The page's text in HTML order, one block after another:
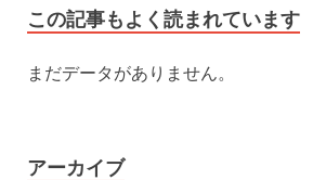
この記事もよく読まれています
まだデータがありません。
アーカイブ